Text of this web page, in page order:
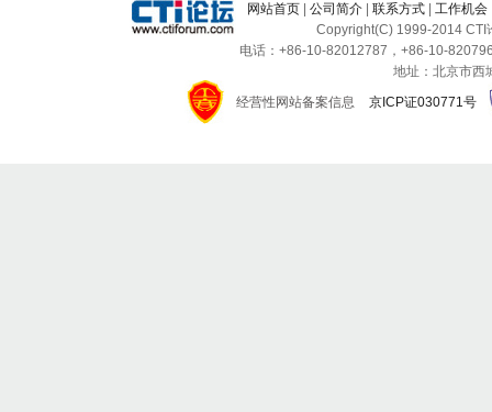
网站首页 公司简介 联系方式 工作机会
Copyright(C) 1999-2014 CTI
电话：+86-10-82012787，+86-10-
地址：北京市西
经营性网站备案信息
京ICP证030771号